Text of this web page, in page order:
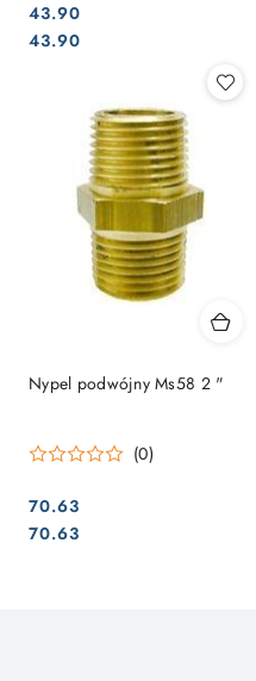
Cena:
43.90
Cena:
43.90
Nypel podwójny Ms58 ​​2 "
(0)
Cena:
70.63
Cena:
70.63